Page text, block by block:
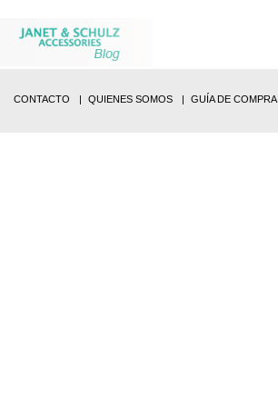
CONTACTO QUIENES SOMOS GUÍA DE COMPRA